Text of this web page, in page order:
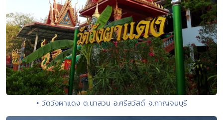
• วัดวังผาแดง ต.นาสวน อ.ศรีสวัสดิ์ จ.กาญจนบุรี